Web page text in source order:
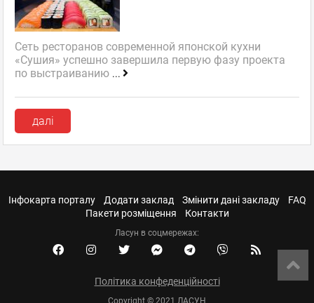
Сеть ресторанов современной японской кухни
«Сушия» успешно завершила первую фазу проекта
по выстраиванию ...
далі
Інфокарта порталу Додати заклад Змінити дані закладу
FAQ
Пакети розміщення
Контакти
Ласун в соцмережах:
Політика конфеденційності
Copyright © 2021 ЛАСУН